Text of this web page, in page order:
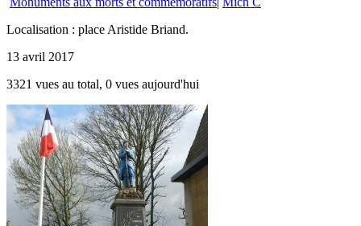
Localisation : place Aristide Briand.
13 avril 2017
3321 vues au total, 0 vues aujourd'hui